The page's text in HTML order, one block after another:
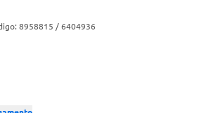
8958815 / 6404936